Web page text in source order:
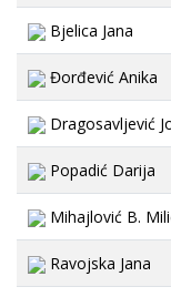
Bjelica Jana
Đorđević Anika
Dragosavljević
Popadić Darija
Mihajlović B.
Ravojska Jana